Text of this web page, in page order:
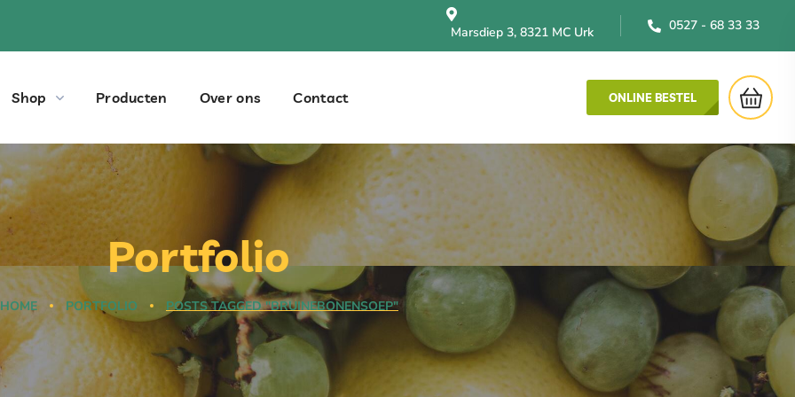
Marsdiep 3, 8321 MC Urk 0527 - 68 33 33
Shop Producten Over ons Contact ONLINE BESTEL
Portfolio
HOME PORTFOLIO POSTS TAGGED "BRUINEBONENSOEP"